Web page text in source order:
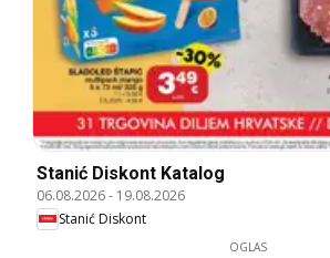
Stanić Diskont Katalog
06.08.2026- 19.08.2026
Stanić Diskont
OGLAS